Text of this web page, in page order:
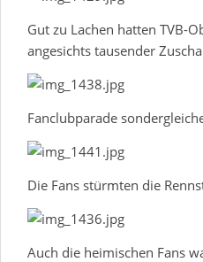
Gut zu Lachen hatten TVB-
angesichts tausender
Fanclubparade
Die Fans stürmten die
Auch die heimischen Fans